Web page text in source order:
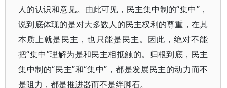
人的认识和意见。由此可见，民主集中制的“集中”，
说到底体现的是对大多数人的民主权利的尊重，在其
本质上就是民主，也只能是民主。因此，绝对不能
把“集中”理解为是和民主相抵触的。归根到底，民主
集中制的“民主”和“集中”，都是发展民主的动力而不
是阻力，都是推进器而不是绊脚石。